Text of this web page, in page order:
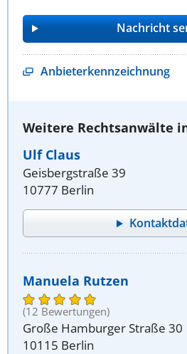
Anbieterkennzeichnung
Weitere Rechtsanwälte
Ulf Claus
Geisbergstraße 39
10777 Berlin
Manuela Rutzen
(12 Bewertungen)
Große Hamburger Straße 30
10115 Berlin